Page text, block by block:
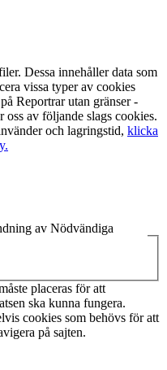
Dessa innehåller data som
vissa typer av cookies
Reportrar utan gränser -
oss av följande slags cookies.
och lagringstid, klicka
av Nödvändiga
placeras för att
ska kunna fungera.
cookies som behövs för att
på sajten.